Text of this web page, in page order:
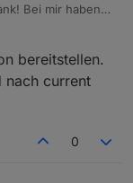
Bei mir haben
für
aktuellen und
bereitstellen.
nach current
0